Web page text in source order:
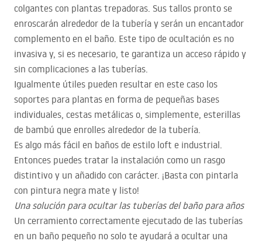
colgantes con plantas trepadoras. Sus tallos pronto se
enroscarán alrededor de la tubería y serán un encantador
complemento en el baño. Este tipo de ocultación es no
invasiva y, si es necesario, te garantiza un acceso rápido y
sin complicaciones a las tuberías.
Igualmente útiles pueden resultar en este caso los
soportes para plantas en forma de pequeñas bases
individuales, cestas metálicas o, simplemente, esterillas
de bambú que enrolles alrededor de la tubería.
Es algo más fácil en baños de estilo loft e industrial.
Entonces puedes tratar la instalación como un rasgo
distintivo y un añadido con carácter. ¡Basta con pintarla
con pintura negra mate y listo!
Una solución para ocultar las tuberías del baño para años
Un cerramiento correctamente ejecutado de las tuberías
en un baño pequeño no solo te ayudará a ocultar una